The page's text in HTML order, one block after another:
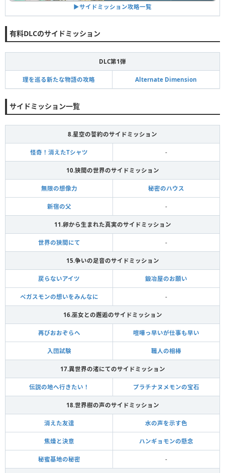
▶︎サイドミッション攻略一覧
有料DLCのサイドミッション
DLC第1弾
理を巡る新たな物語の攻略 Alternate Dimension
サイドミッション一覧
8.星空の誓約のサイドミッション
怪奇！消えたTシャツ -
10.狭間の世界のサイドミッション
無限の想像力 秘密のハウス
新宿の父 -
11.卵から生まれた真実のサイドミッション
世界の狭間にて -
15.争いの足音のサイドミッション
戻らないアイツ 鍛冶屋のお願い
ペガスモンの想いをみんなに -
16.巫女との邂逅のサイドミッション
再びおおぞらへ 喧嘩っ早いが仕事も早い
入団試験 職人の相棒
17.異世界の渚にてのサイドミッション
伝説の地へ行きたい！ プラチナヌメモンの宝石
18.世界樹の声のサイドミッション
消えた友達 水の声を示す色
焦燥と決意 ハンギョモンの懸念
秘蜜基地の秘密 -